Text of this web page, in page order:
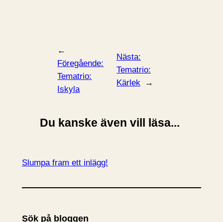
←
Föregående:
Tematrio:
Iskyla
Nästa:
Tematrio:
Kärlek
→
Du kanske även vill läsa...
Slumpa fram ett inlägg!
Sök på bloggen